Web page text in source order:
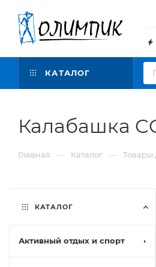
КАТАЛОГ
Калабашка
Главная — Каталог — Товары
КАТАЛОГ
Активный отдых и спорт